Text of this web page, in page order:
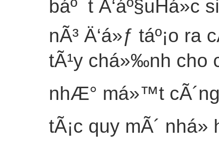
báº¯t
nÃ³ Ä‘á»ƒ táº¡o ra
tÃ¹y chá»‰nh cho
nhÆ° má»™t
tÃ¡c quy mÃ´